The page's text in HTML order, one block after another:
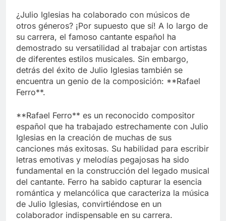
¿Julio Iglesias ha colaborado con músicos de
otros géneros? ¡Por supuesto que sí! A lo largo de
su carrera, el famoso cantante español ha
demostrado su versatilidad al trabajar con artistas
de diferentes estilos musicales. Sin embargo,
detrás del éxito de Julio Iglesias también se
encuentra un genio de la composición: **Rafael
Ferro**.
**Rafael Ferro** es un reconocido compositor
español que ha trabajado estrechamente con Julio
Iglesias en la creación de muchas de sus
canciones más exitosas. Su habilidad para escribir
letras emotivas y melodías pegajosas ha sido
fundamental en la construcción del legado musical
del cantante. Ferro ha sabido capturar la esencia
romántica y melancólica que caracteriza la música
de Julio Iglesias, convirtiéndose en un
colaborador indispensable en su carrera.